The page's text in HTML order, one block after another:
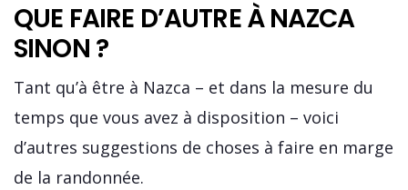
QUE FAIRE D’AUTRE À NAZCA
SINON ?
Tant qu’à être à Nazca – et dans la mesure du
temps que vous avez à disposition – voici
d’autres suggestions de choses à faire en marge
de la randonnée.